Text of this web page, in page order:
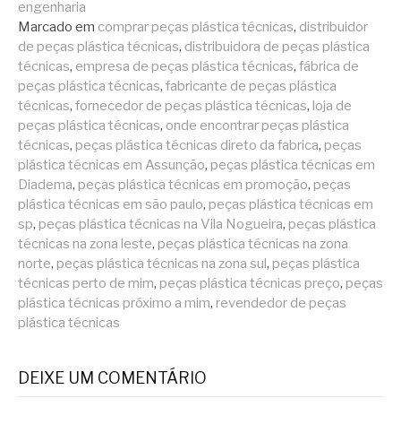
engenharia
Marcado em comprar peças plástica técnicas, distribuidor
de peças plástica técnicas, distribuidora de peças plástica
técnicas, empresa de peças plástica técnicas, fábrica de
peças plástica técnicas, fabricante de peças plástica
técnicas, fornecedor de peças plástica técnicas, loja de
peças plástica técnicas, onde encontrar peças plástica
técnicas, peças plástica técnicas direto da fabrica, peças
plástica técnicas em Assunção, peças plástica técnicas em
Diadema, peças plástica técnicas em promoção, peças
plástica técnicas em são paulo, peças plástica técnicas em
sp, peças plástica técnicas na Vila Nogueira, peças plástica
técnicas na zona leste, peças plástica técnicas na zona
norte, peças plástica técnicas na zona sul, peças plástica
técnicas perto de mim, peças plástica técnicas preço, peças
plástica técnicas próximo a mim, revendedor de peças
plástica técnicas
DEIXE UM COMENTÁRIO